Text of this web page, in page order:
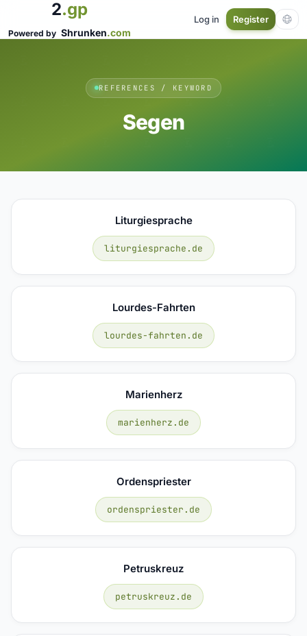
2.gp
Powered by Shrunken.com
Log in Register
REFERENCES / KEYWORD
Segen
Liturgiesprache
liturgiesprache.de
Lourdes-Fahrten
lourdes-fahrten.de
Marienherz
marienherz.de
Ordenspriester
ordenspriester.de
Petruskreuz
petruskreuz.de